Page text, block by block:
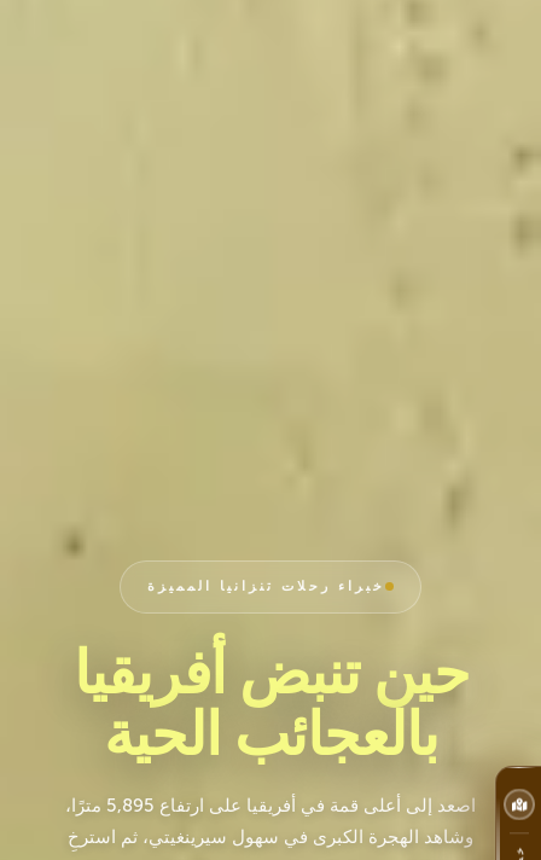
خبراء رحلات تنزانيا المميزة
حين تنبض أفريقيا
بالعجائب الحية
اصعد إلى أعلى قمة في أفريقيا على ارتفاع 5,895 مترًا،
وشاهد الهجرة الكبرى في سهول سيرينغيتي، ثم استرخِ